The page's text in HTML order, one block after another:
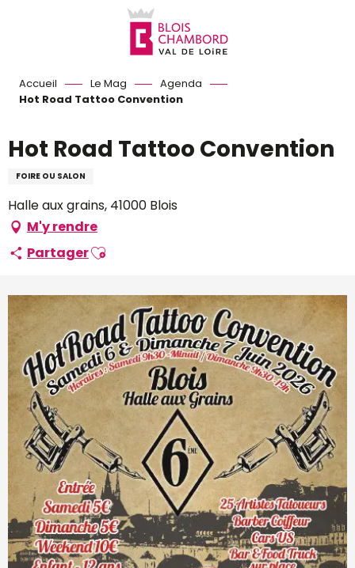
Accueil Le Mag
Agenda
Hot Road Tattoo Convention
Hot Road Tattoo Convention
FOIRE OU SALON
Halle aux grains, 41000 Blois
M'y rendre
PartagerAjouter aux favoris